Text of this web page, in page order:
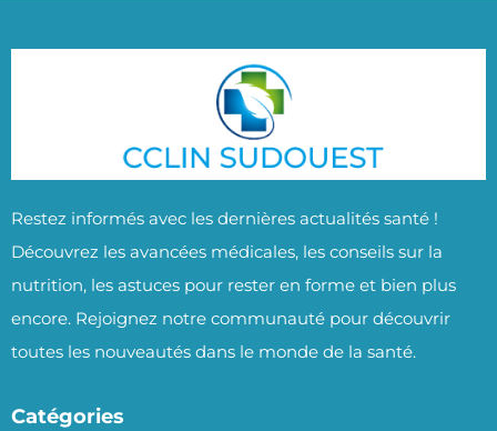
Restez informés avec les dernières actualités santé !
Découvrez les avancées médicales, les conseils sur la
nutrition, les astuces pour rester en forme et bien plus
encore. Rejoignez notre communauté pour découvrir
toutes les nouveautés dans le monde de la santé.
Catégories